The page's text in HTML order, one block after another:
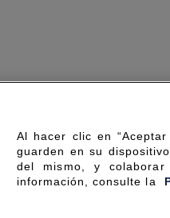
Al hacer clic en
guarden en su
del mismo, y
información, consulte la